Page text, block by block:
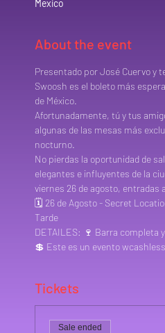
Mexico
About the event
Presentado por José Cuervo y
Swoosh es el boleto más
de México.
Afortunadamente, tú y tus
algunas de las mesas más
nocturno.
No pierdas la oportunidad de
elegantes e influyentes de la
viernes 26 de agosto, entradas
🗓️ 26 de Agosto - Secret
Tarde
DETAILES: 🍷 Barra completa
💲 Este es un evento
Tickets
Sale ended